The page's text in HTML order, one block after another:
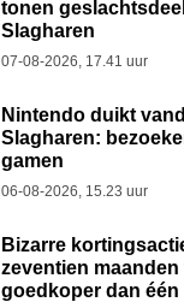
tonen
Slagharen
07-08-2026, 17.41 uur
Nintendo duikt
Slagharen:
gamen
06-08-2026, 15.23 uur
Bizarre
zeventien
goedkoper dan